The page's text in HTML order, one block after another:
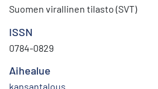
Suomen virallinen tilasto (SVT)
ISSN
0784-0829
Aihealue
kansantalous